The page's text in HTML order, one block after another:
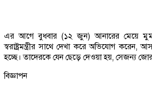
এর আগে বুধবার (১২ জুন) আনারের মেয়ে
স্বরাষ্ট্রমন্ত্রীর সাথে দেখা করে অভিযোগ করেন,
হচ্ছে। তাদেরকে যেন ছেড়ে দেওয়া হয়, সেজন্য জোর
বিজ্ঞাপন